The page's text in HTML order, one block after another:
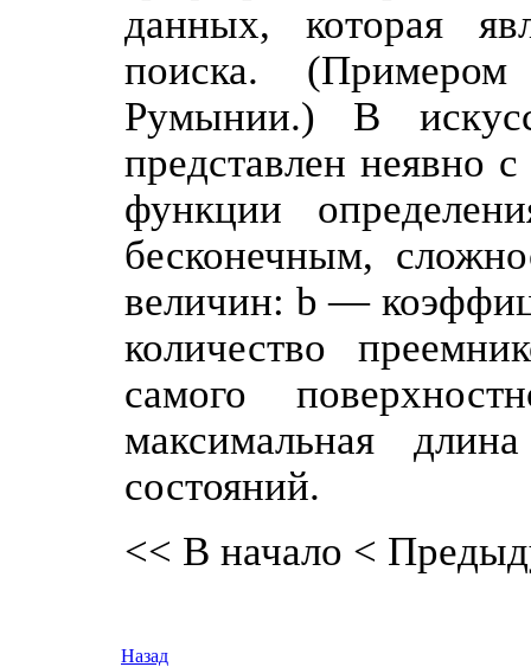
данных, которая
поиска.
Румынии.) В
представлен неявно
функции
бесконечным,
величин: b —
количество
самого
максимальная
состояний.
<< В начало <
Назад